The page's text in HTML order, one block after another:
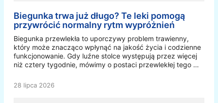
Biegunka trwa już długo? Te leki pomogą
przywrócić normalny rytm wypróżnień
Biegunka przewlekła to uporczywy problem trawienny,
który może znacząco wpłynąć na jakość życia i codzienne
funkcjonowanie. Gdy luźne stolce występują przez więcej
niż cztery tygodnie, mówimy o postaci przewlekłej tego …
28 lipca 2026